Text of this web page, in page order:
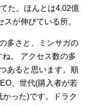
た。ほんとは4.02億
が伸びている所。
多さと、ミンサガの
。
アクセス数の多
あると思います。順
、世代(購入者が若
った)です。ドラク